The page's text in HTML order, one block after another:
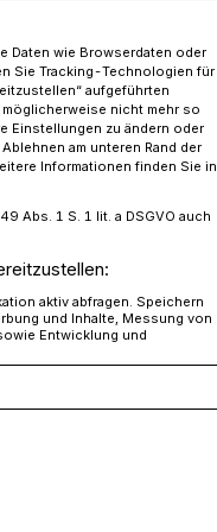
Daten wie Browserdaten oder
Sie Tracking-Technologien für
aufgeführten
möglicherweise nicht mehr so
Einstellungen zu ändern oder
am unteren Rand der
Informationen finden Sie in
Abs. 1 S. 1 lit. a DSGVO auch
aktiv abfragen. Speichern
und Inhalte, Messung von
Entwicklung und